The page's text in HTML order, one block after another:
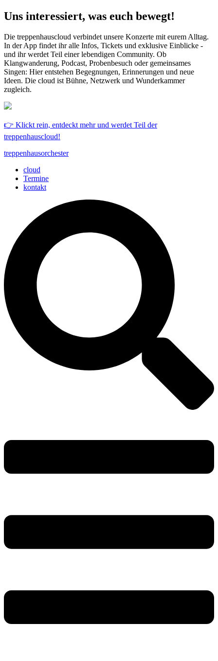
Uns interessiert, was euch bewegt!
Die treppenhauscloud verbindet unsere Konzerte mit eurem Alltag.
In der App findet ihr alle Infos, Tickets und exklusive Einblicke -
und ihr werdet Teil einer lebendigen Community. Ob
Klangwanderung, Podcast, Probenbesuch oder gemeinsames
Singen: Hier entstehen Begegnungen, Erinnerungen und neue
Ideen. Die cloud ist Bühne, Netzwerk und Wunderkammer
zugleich.
👉 Klickt rein, entdeckt mehr und werdet Teil der
treppenhauscloud!
treppenhausorchester
cloud
Termine
kontakt